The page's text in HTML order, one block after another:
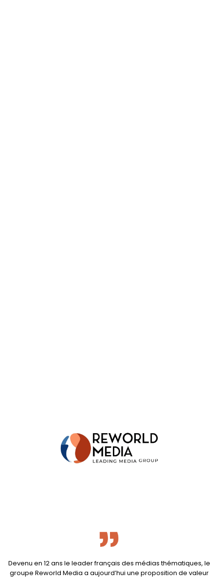
Devenu en 12 ans le leader français des médias thématiques, le
groupe Reworld Media a aujourd’hui une proposition de valeur